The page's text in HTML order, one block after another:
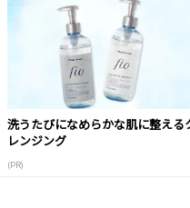
洗うたびになめらかな肌に整える
レンジング
(PR)